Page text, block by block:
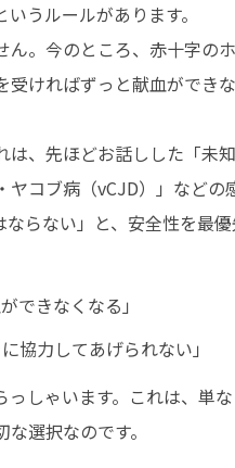
うルールがあります。
ん。今のところ、赤十字の
ければずっと献血ができ
、先ほどお話しした「未
コブ病（vCJD）」などの
らない」と、安全性を最
できなくなる」
協力してあげられない」
しゃいます。これは、単
選択なのです。